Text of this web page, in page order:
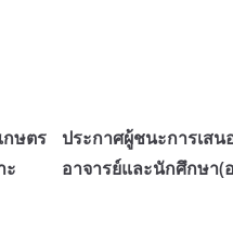
กษตร
ะ
ประกาศผู้ชนะการเส
อาจารย์และนักศึกษา(